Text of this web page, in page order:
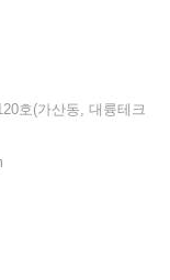
호(가산동, 대륭테크